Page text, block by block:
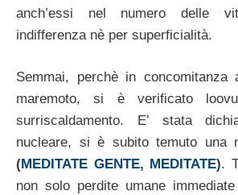
anch’essi nel numero delle
indifferenza nè per superficialità.
Semmai, perchè in
maremoto, si è verificato
surriscaldamento. E’ stata
nucleare, si è subito temuto una
(MEDITATE GENTE, MEDITATE).
non solo perdite umane